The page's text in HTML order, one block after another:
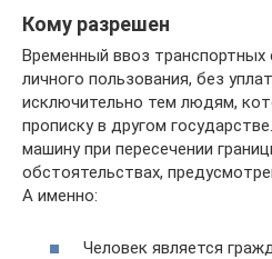
Кому разрешен
Временный ввоз
личного пользования, без
исключительно тем людям,
прописку в другом
машину при пересечении
обстоятельствах,
А именно:
Человек является